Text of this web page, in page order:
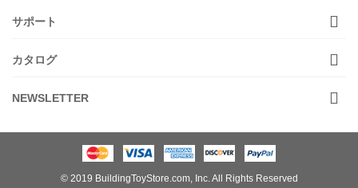
サポート
カタログ
NEWSLETTER
© 2019 BuildingToyStore.com, Inc. All Rights Reserved